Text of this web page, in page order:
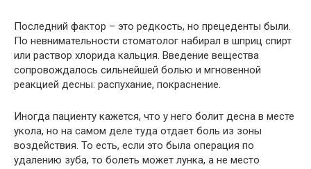
Последний фактор – это редкость, но прецеденты были.
По невнимательности стоматолог набирал в шприц спирт
или раствор хлорида кальция. Введение вещества
сопровождалось сильнейшей болью и мгновенной
реакцией десны: распухание, покраснение.
Иногда пациенту кажется, что у него болит десна в месте
укола, но на самом деле туда отдает боль из зоны
воздействия. То есть, если это была операция по
удалению зуба, то болеть может лунка, а не место